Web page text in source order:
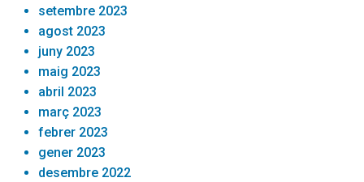
setembre 2023
agost 2023
juny 2023
maig 2023
abril 2023
març 2023
febrer 2023
gener 2023
desembre 2022